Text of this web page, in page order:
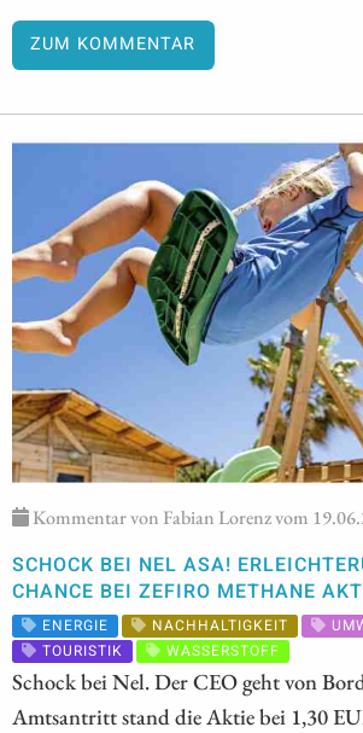
ZUM KOMMENTAR
Kommentar von Fabian Lorenz vom
SCHOCK BEI NEL ASA!
CHANCE BEI ZEFIRO METHANE
ENERGIE NACHHALTIGKEIT
TOURISTIK
WASSERSTOFF
Schock bei Nel. Der CEO geht von
Amtsantritt stand die Aktie bei 1,30